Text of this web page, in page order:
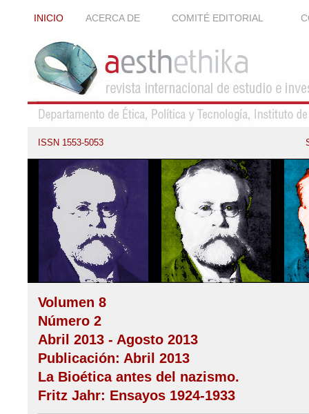
INICIO ACERCA DE COMITÉ EDITORIAL
ISSN 1553-5053
Volumen 8
Número 2
Abril 2013 - Agosto 2013
Publicación: Abril 2013
La Bioética antes del nazismo.
Fritz Jahr: Ensayos 1924-1933